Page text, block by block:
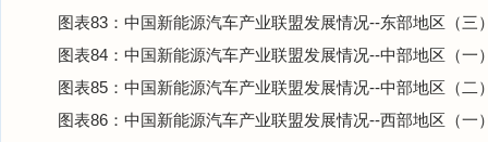
图表83：中国新能源汽车产业联盟发展情况--东部地区（三
图表84：中国新能源汽车产业联盟发展情况--中部地区（一
图表85：中国新能源汽车产业联盟发展情况--中部地区（二
图表86：中国新能源汽车产业联盟发展情况--西部地区（一